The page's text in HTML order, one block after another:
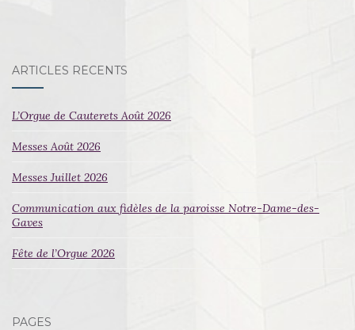
ARTICLES RÉCENTS
L’Orgue de Cauterets Août 2026
Messes Août 2026
Messes Juillet 2026
Communication aux fidèles de la paroisse Notre-Dame-des-
Gaves
Fête de l’Orgue 2026
PAGES